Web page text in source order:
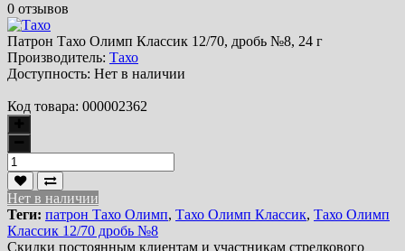
0 отзывов
Патрон Тахо Олимп Классик 12/70, дробь №8, 24 г
Производитель: Тахо
Доступность: Нет в наличии
Код товара: 000002362
Нет в наличии
Теги: патрон Тахо Олимп, Тахо Олимп Классик, Тахо Олимп
Классик 12/70 дробь №8
Скидки постоянным клиентам и участникам стрелкового